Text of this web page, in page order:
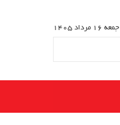
جمعه 16 مرداد 1405